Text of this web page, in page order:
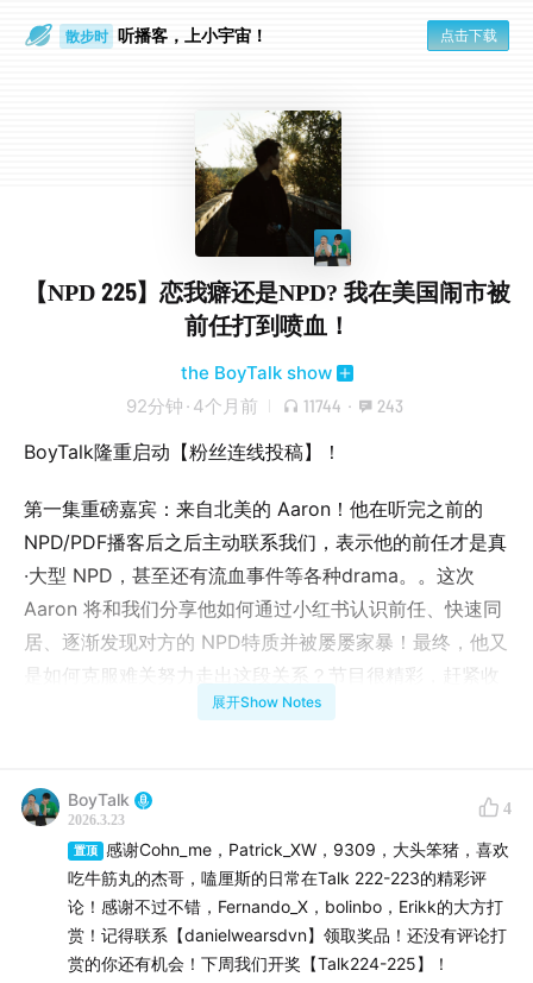
散步时 听播客，上小宇宙！ 点击下载
【NPD 225】恋我癖还是NPD? 我在美国闹市被
前任打到喷血！
the BoyTalk show
92分钟 · 4个月前 11744 · 243
BoyTalk隆重启动【粉丝连线投稿】！
第一集重磅嘉宾：来自北美的 Aaron！他在听完之前的
NPD/PDF播客后之后主动联系我们，表示他的前任才是真
·大型 NPD，甚至还有流血事件等各种drama。。这次
Aaron 将和我们分享他如何通过小红书认识前任、快速同
居、逐渐发现对方的 NPD特质并被屡屡家暴！最终，他又
是如何克服难关努力走出这段关系？节目很精彩，赶紧收
【stanleylwearsprada】，给我们发语音或文字投稿
请大家在收听同时，也记得多多评论和打赏，这是我们坚
持做播客的最大鼓励！
展开Show Notes
BoyTalk
2026.3.23
4
置顶
感谢Cohn_me，Patrick_XW，9309，大头笨猪，喜欢
吃牛筋丸的杰哥，嗑厘斯的日常在Talk 222-223的精彩评
论！感谢不过不错，Fernando_X，bolinbo，Erikk的大方打
赏！记得联系【danielwearsdvn】领取奖品！还没有评论打
赏的你还有机会！下周我们开奖【Talk224-225】！